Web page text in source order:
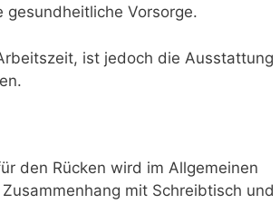
Vorsorge.
ist jedoch die Ausstattung
den Rücken wird im Allgemeinen
mit Schreibtisch und